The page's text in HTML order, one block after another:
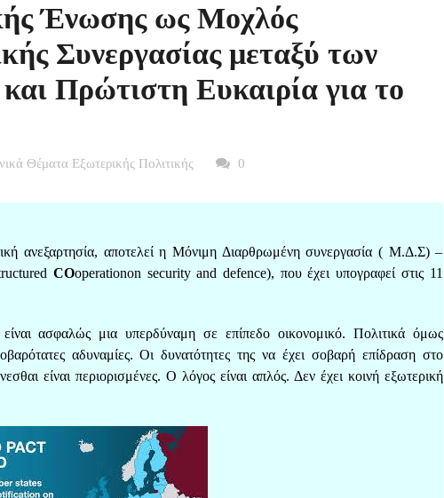
Ένωσης ως Μοχλός
Συνεργασίας μεταξύ των
Πρώτιστη Ευκαιρία για το
Θέματα Εξωτερικής Πολιτικής 0
ανεξαρτησία, αποτελεί η Μόνιμη Διαρθρωμένη συνεργασία ( Μ.Δ.Σ) –
COoperationon security and defence), που έχει υπογραφεί στις 11
ασφαλώς μια υπερδύναμη σε επίπεδο οικονομικό. Πολιτικά όμως
αδυναμίες. Οι δυνατότητες της να έχει σοβαρή επίδραση στο
είναι περιορισμένες. Ο λόγος είναι απλός. Δεν έχει κοινή εξωτερική